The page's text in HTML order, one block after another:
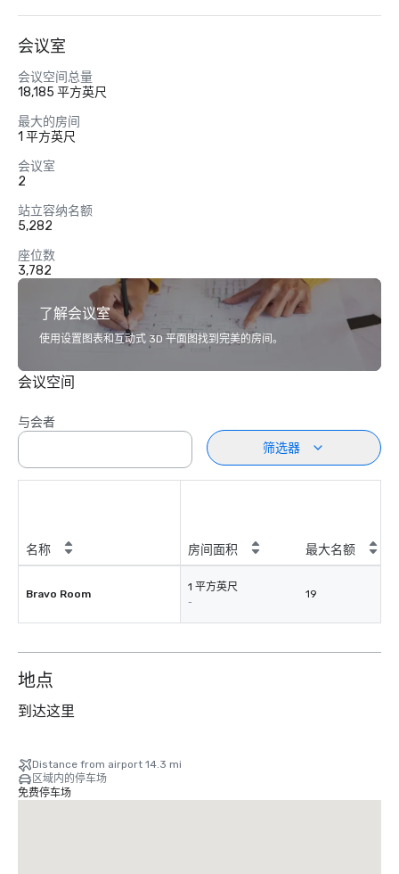
会议室
会议空间总量
18,185 平方英尺
最大的房间
1 平方英尺
会议室
2
站立容纳名额
5,282
座位数
3,782
了解会议室
使用设置图表和互动式 3D 平面图找到完美的房间。
会议空间
与会者
筛选器
名称 房间面积 最大名额
Bravo Room
1 平方英尺
-
19
地点
到达这里
Distance from airport 14.3 mi
区域内的停车场
免费停车场